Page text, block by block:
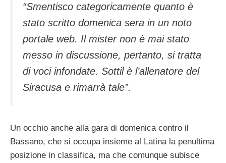
“Smentisco categoricamente quanto è
stato scritto domenica sera in un noto
portale web. Il mister non è mai stato
messo in discussione, pertanto, si tratta
di voci infondate. Sottil è l’allenatore del
Siracusa e rimarrà tale”.
Un occhio anche alla gara di domenica contro il
Bassano, che si occupa insieme al Latina la penultima
posizione in classifica, ma che comunque subisce